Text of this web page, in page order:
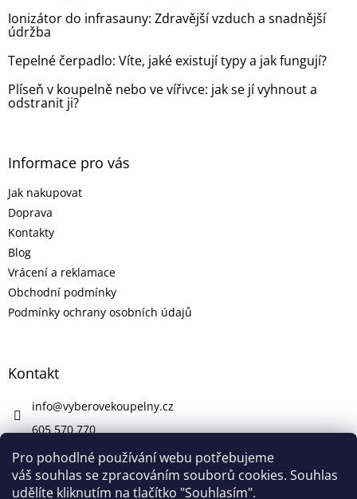
Pro pohodlné používání webu potřebujeme
váš souhlas se zpracováním souborů cookies. Souhlas
udělíte kliknutím na tlačítko "Souhlasím".
Ionizátor do infrasauny: Zdravější vzduch a snadnější
údržba
Tepelné čerpadlo: Víte, jaké existují typy a jak fungují?
Plíseň v koupelně nebo ve vířivce: jak se jí vyhnout a
odstranit ji?
Informace pro vás
Jak nakupovat
Doprava
Kontakty
Blog
Vrácení a reklamace
Obchodní podmínky
Podmínky ochrany osobních údajů
Kontakt
info@vyberovekoupelny.cz
605 570 770
https://www.facebook.com/vyberovekoupelny/